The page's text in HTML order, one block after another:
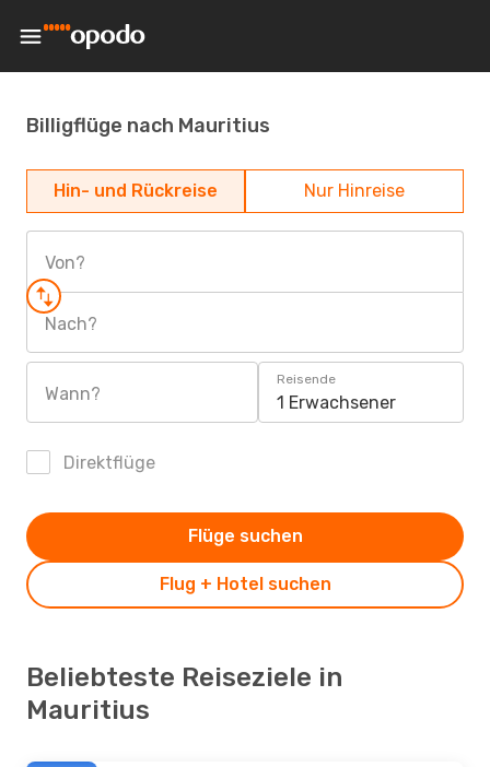
Billigflüge nach Mauritius
Hin- und Rückreise Nur Hinreise
Von?
Nach?
Wann?
Reisende
1 Erwachsener
Direktflüge
Flug + Hotel suchen
Flüge suchen
Beliebteste Reiseziele in
Mauritius